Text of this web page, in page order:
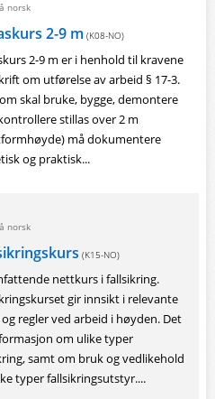
norsk
2-9 m (K08-NO)
2-9 m er i henhold til kravene
om utførelse av arbeid § 17-3.
skal bruke, bygge, demontere
stillas over 2 m
må dokumentere
og praktisk...
norsk
(K15-NO)
nettkurs i fallsikring.
gir innsikt i relevante
regler ved arbeid i høyden. Det
om ulike typer
samt om bruk og vedlikehold
typer fallsikringsutstyr....